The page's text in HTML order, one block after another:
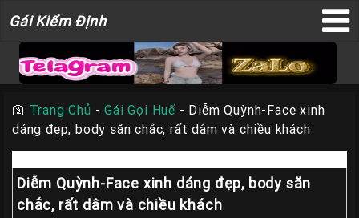
Gái Kiểm Định
Gái
Định
×
TRANG
CHỦ
Liên
Hệ
🛐 Trang Chủ -Gái Gọi Huế - Diễm Quỳnh-Face xinh
dáng đẹp, body săn chắc, rất dâm và chiều khách
Diễm Quỳnh-Face xinh dáng đẹp, body săn
chắc, rất dâm và chiều khách